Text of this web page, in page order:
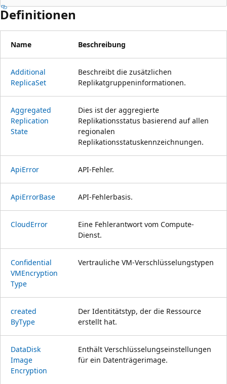
Definitionen
Name Beschreibung
Additional
ReplicaSet
Beschreibt die zusätzlichen
Replikatgruppeninformationen.
Aggregated
Replication
State
Dies ist der aggregierte
Replikationsstatus basierend auf allen
regionalen
Replikationsstatuskennzeichnungen.
ApiError API-Fehler.
ApiErrorBase API-Fehlerbasis.
CloudError
Eine Fehlerantwort vom Compute-
Dienst.
Confidential
VMEncryption
Type
Vertrauliche VM-Verschlüsselungstypen
created
ByType
Der Identitätstyp, der die Ressource
erstellt hat.
DataDisk
Image
Encryption
Enthält Verschlüsselungseinstellungen
für ein Datenträgerimage.